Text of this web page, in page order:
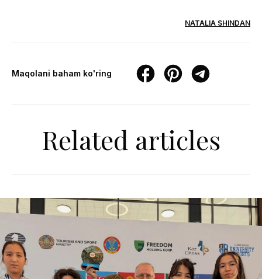
NATALIA SHINDAN
Maqolani baham ko'ring
Related articles